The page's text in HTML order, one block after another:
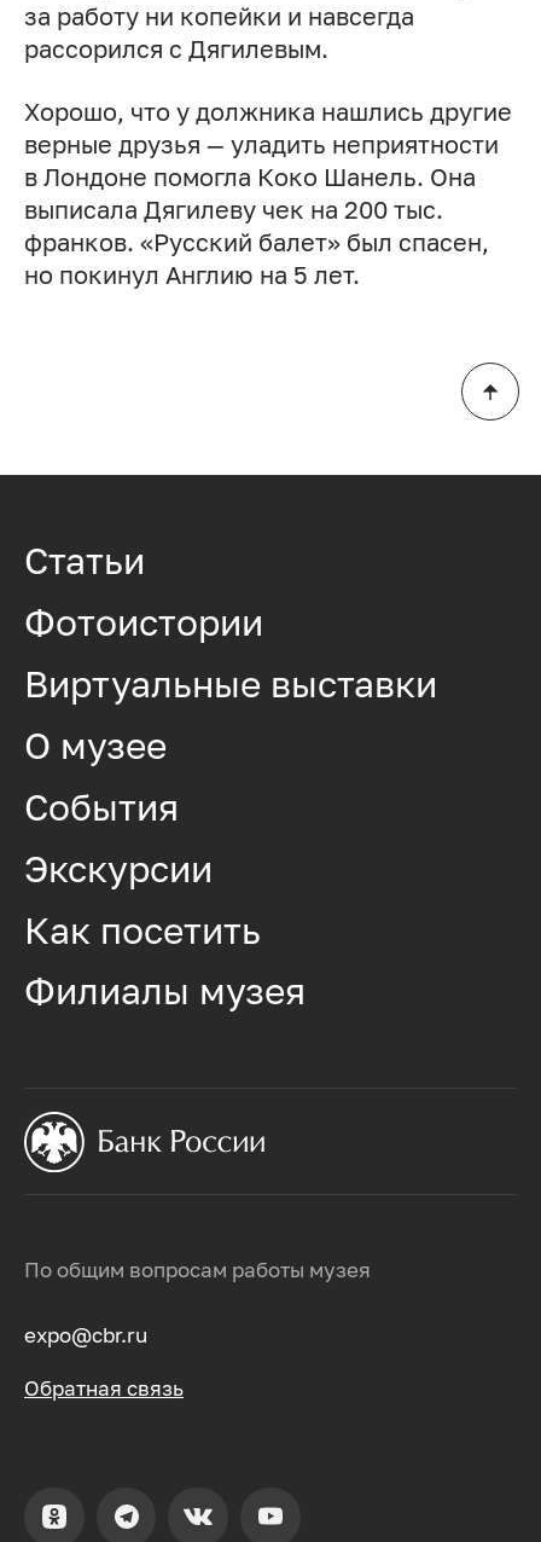
за работу ни копейки и навсегда
рассорился с Дягилевым.
Хорошо, что у должника нашлись другие
верные друзья — уладить неприятности
в Лондоне помогла Коко Шанель. Она
выписала Дягилеву чек на 200 тыс.
франков. «Русский балет» был спасен,
но покинул Англию на 5 лет.
По общим вопросам работы музея
expo@cbr.ru
Обратная связь
Статьи
Фотоистории
Виртуальные выставки
О музее
События
Экскурсии
Как посетить
Филиалы музея